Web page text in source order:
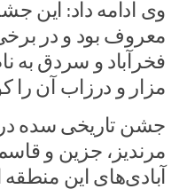
وی ادامه داد: این
معروف بود و در
فخرآباد و سردق به
مزار و درزاب آن را
جشن تاریخی سده در
مرندیز، جزین و
آبادی‌های این